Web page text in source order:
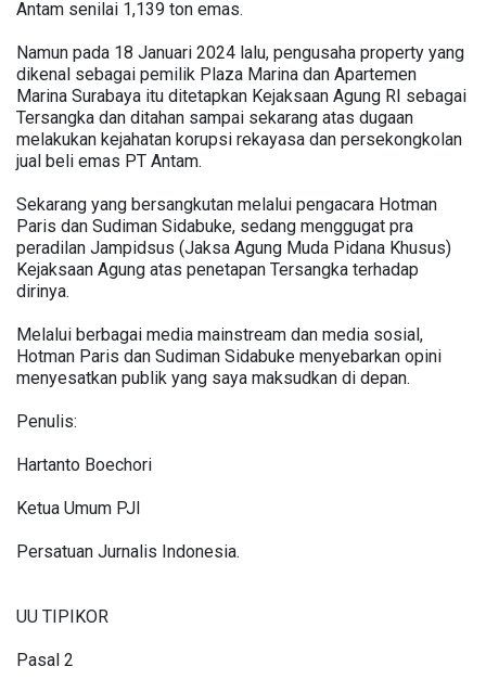
Antam senilai 1,139 ton emas.
Namun pada 18 Januari 2024 lalu, pengusaha property yang
dikenal sebagai pemilik Plaza Marina dan Apartemen
Marina Surabaya itu ditetapkan Kejaksaan Agung RI sebagai
Tersangka dan ditahan sampai sekarang atas dugaan
melakukan kejahatan korupsi rekayasa dan persekongkolan
jual beli emas PT Antam.
Sekarang yang bersangkutan melalui pengacara Hotman
Paris dan Sudiman Sidabuke, sedang menggugat pra
peradilan Jampidsus (Jaksa Agung Muda Pidana Khusus)
Kejaksaan Agung atas penetapan Tersangka terhadap
dirinya.
Melalui berbagai media mainstream dan media sosial,
Hotman Paris dan Sudiman Sidabuke menyebarkan opini
menyesatkan publik yang saya maksudkan di depan.
Penulis:
Hartanto Boechori
Ketua Umum PJI
Persatuan Jurnalis Indonesia.
UU TIPIKOR
Pasal 2